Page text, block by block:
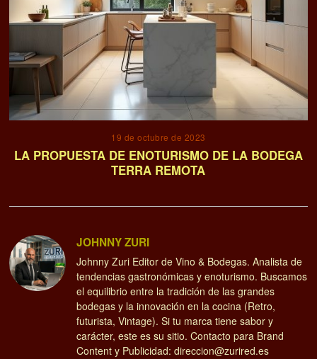
19 de octubre de 2023
LA PROPUESTA DE ENOTURISMO DE LA BODEGA
TERRA REMOTA
JOHNNY ZURI
Johnny Zuri Editor de Vino & Bodegas. Analista de
tendencias gastronómicas y enoturismo. Buscamos
el equilibrio entre la tradición de las grandes
bodegas y la innovación en la cocina (Retro,
futurista, Vintage). Si tu marca tiene sabor y
carácter, este es su sitio. Contacto para Brand
Content y Publicidad: direccion@zurired.es